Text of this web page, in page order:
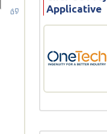
Applicative